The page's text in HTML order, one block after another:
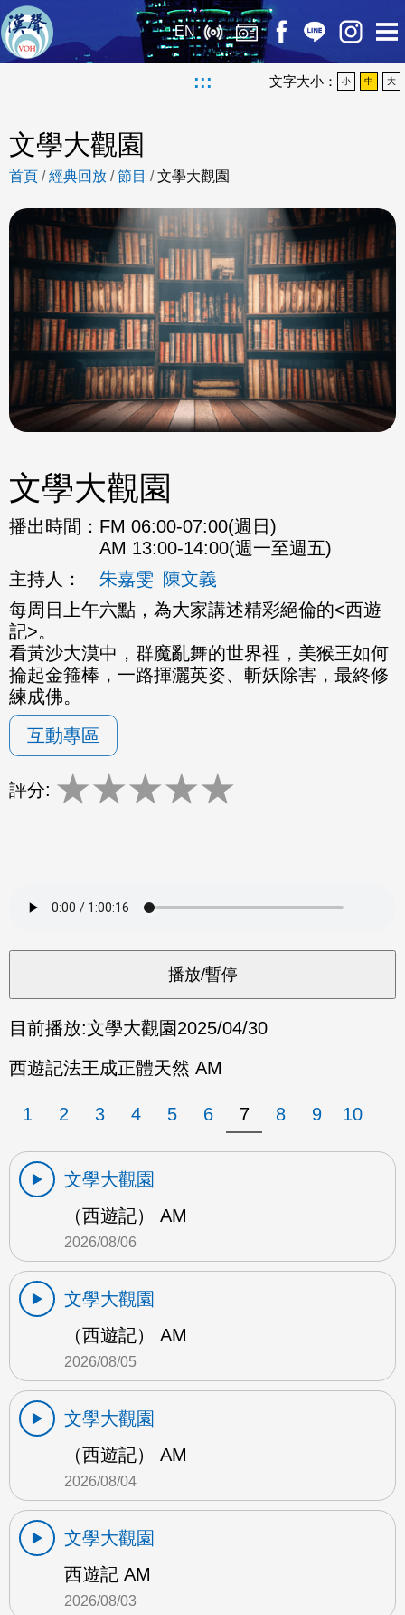
EN
::: 文字大小： 小 中 大
文學大觀園
首頁 /經典回放 /節目 /文學大觀園
文學大觀園
播出時間： FM 06:00-07:00(週日)
AM 13:00-14:00(週一至週五)
主持人：
朱嘉雯 陳文義
每周日上午六點，為大家講述精彩絕倫的<西遊
記>。
看黃沙大漠中，群魔亂舞的世界裡，美猴王如何
掄起金箍棒，一路揮灑英姿、斬妖除害，最終修
練成佛。
互動專區
評分: ★★★★★
目前播放:文學大觀園2025/04/30
西遊記法王成正體天然 AM
1 2 3 4 5 6 7 8 9 10
文學大觀園
（西遊記） AM
2026/08/06
文學大觀園
（西遊記） AM
2026/08/05
文學大觀園
（西遊記） AM
2026/08/04
文學大觀園
西遊記 AM
2026/08/03